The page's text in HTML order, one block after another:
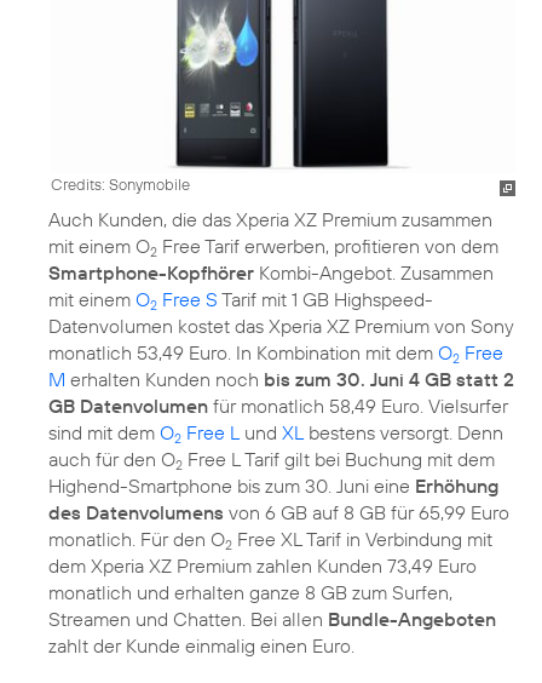
Credits: Sonymobile
Auch Kunden, die das Xperia XZ Premium zusammen
mit einem O2 Free Tarif erwerben, profitieren von dem
Smartphone-Kopfhörer Kombi-Angebot. Zusammen
mit einem O2 Free S Tarif mit 1 GB Highspeed-
Datenvolumen kostet das Xperia XZ Premium von Sony
monatlich 53,49 Euro. In Kombination mit dem O2 Free
M erhalten Kunden noch bis zum 30. Juni 4 GB statt 2
GB Datenvolumen für monatlich 58,49 Euro. Vielsurfer
sind mit dem O2 Free Lund XLbestens versorgt. Denn
auch für den O2 Free L Tarif gilt bei Buchung mit dem
Highend-Smartphone bis zum 30. Juni eine Erhöhung
des Datenvolumens von 6 GB auf 8 GB für 65,99 Euro
monatlich. Für den O2 Free XL Tarif in Verbindung mit
dem Xperia XZ Premium zahlen Kunden 73,49 Euro
monatlich und erhalten ganze 8 GB zum Surfen,
Streamen und Chatten. Bei allen Bundle-Angeboten
zahlt der Kunde einmalig einen Euro.